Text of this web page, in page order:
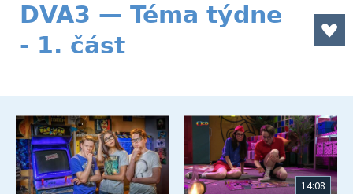
DVA3 — Téma týdne
- 1. část
14:08